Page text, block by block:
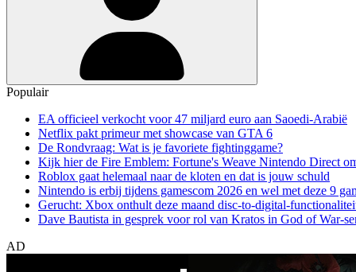
Populair
EA officieel verkocht voor 47 miljard euro aan Saoedi-Arabië
Netflix pakt primeur met showcase van GTA 6
De Rondvraag: Wat is je favoriete fightinggame?
Kijk hier de Fire Emblem: Fortune's Weave Nintendo Direct
Roblox gaat helemaal naar de kloten en dat is jouw schuld
Nintendo is erbij tijdens gamescom 2026 en wel met deze 9
Gerucht: Xbox onthult deze maand disc-to-digital-
Dave Bautista in gesprek voor rol van Kratos in God of War-
AD